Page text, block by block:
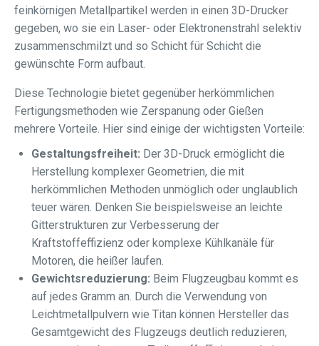
feinkörnigen Metallpartikel werden in einen 3D-Drucker
gegeben, wo sie ein Laser- oder Elektronenstrahl selektiv
zusammenschmilzt und so Schicht für Schicht die
gewünschte Form aufbaut.
Diese Technologie bietet gegenüber herkömmlichen
Fertigungsmethoden wie Zerspanung oder Gießen
mehrere Vorteile. Hier sind einige der wichtigsten Vorteile:
Gestaltungsfreiheit: Der 3D-Druck ermöglicht die
Herstellung komplexer Geometrien, die mit
herkömmlichen Methoden unmöglich oder unglaublich
teuer wären. Denken Sie beispielsweise an leichte
Gitterstrukturen zur Verbesserung der
Kraftstoffeffizienz oder komplexe Kühlkanäle für
Motoren, die heißer laufen.
Gewichtsreduzierung: Beim Flugzeugbau kommt es
auf jedes Gramm an. Durch die Verwendung von
Leichtmetallpulvern wie Titan können Hersteller das
Gesamtgewicht des Flugzeugs deutlich reduzieren,